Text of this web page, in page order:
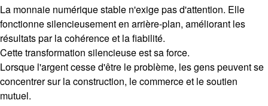
La monnaie numérique stable n'exige pas d'attention. Elle
fonctionne silencieusement en arrière-plan, améliorant les
résultats par la cohérence et la fiabilité.
Cette transformation silencieuse est sa force.
Lorsque l'argent cesse d'être le problème, les gens peuvent se
concentrer sur la construction, le commerce et le soutien
mutuel.